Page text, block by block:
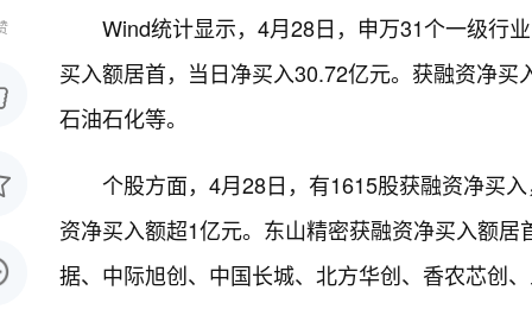
Wind统计显示，4月28日，申万31个一级行
买入额居首，当日净买入30.72亿元。获融资净
石油石化等。
个股方面，4月28日，有1615股获融资净买
资净买入额超1亿元。东山精密获融资净买入额
据、中际旭创、中国长城、北方华创、香农芯创